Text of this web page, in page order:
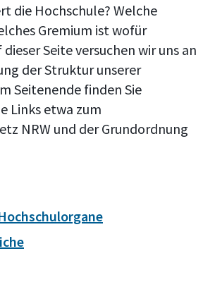
die Hochschule? Welche
Gremium ist wofür
Seite versuchen wir uns an
der Struktur unserer
Seitenende finden Sie
Links etwa zum
NRW und der Grundordnung